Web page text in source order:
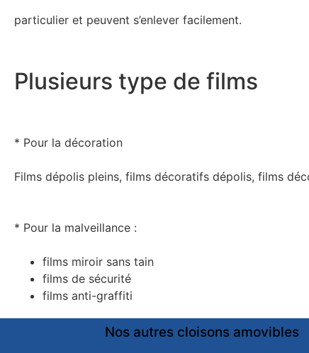
particulier et peuvent s’enlever facilement.
Plusieurs type de films
* Pour la décoration
Films dépolis pleins, films décoratifs dépolis, films
* Pour la malveillance :
films miroir sans tain
films de sécurité
films anti-graffiti
Nos autres cloisons amovibles